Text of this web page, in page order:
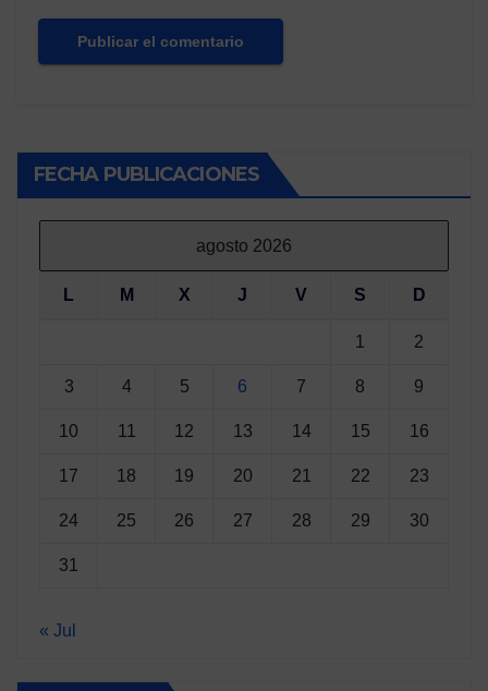
FECHA PUBLICACIONES
agosto 2026
L M X J V S D
1 2
3 4 5 6 7 8 9
10 11 12 13 14 15 16
17 18 19 20 21 22 23
24 25 26 27 28 29 30
31
« Jul